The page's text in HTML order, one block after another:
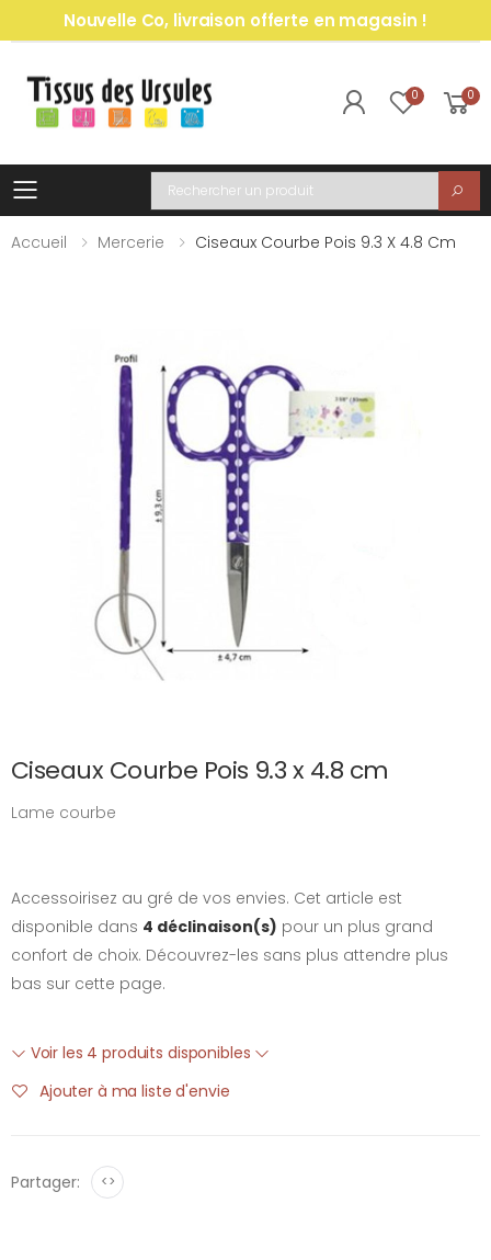
Nouvelle Co, livraison offerte en magasin !
0 0
Toggle mobile menu
Recherche
Accueil
Mercerie Ciseaux Courbe Pois 9.3 X 4.8 Cm
Ciseaux Courbe Pois 9.3 x 4.8 cm
Lame courbe
Accessoirisez au gré de vos envies. Cet article est
disponible dans 4 déclinaison(s) pour un plus grand
confort de choix. Découvrez-les sans plus attendre plus
bas sur cette page.
Voir les 4 produits disponibles
Ajouter à ma liste d'envie
Partager: <>